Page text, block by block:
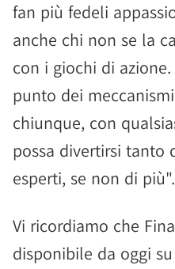
fan più fedeli
anche chi non se la
con i giochi di
punto dei
chiunque, con
possa divertirsi tanto
esperti, se non di più".
Vi ricordiamo che
disponibile da oggi